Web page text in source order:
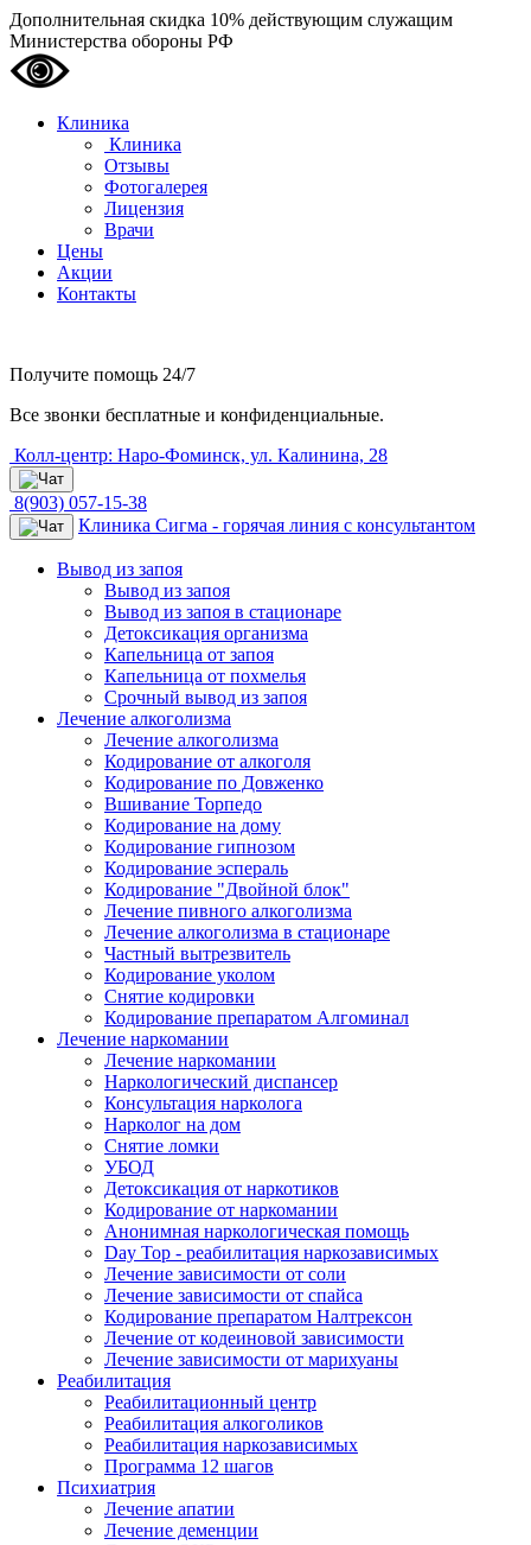
Дополнительная скидка 10% действующим служащим
Министерства обороны РФ
Клиника
Клиника
Отзывы
Фотогалерея
Лицензия
Врачи
Цены
Акции
Контакты
Получите помощь 24/7
Все звонки бесплатные и конфиденциальные.
Колл-центр: Наро-Фоминск, ул. Калинина, 28
8(903) 057-15-38
Клиника Сигма - горячая линия с консультантом
Вывод из запоя
Вывод из запоя
Вывод из запоя в стационаре
Детоксикация организма
Капельница от запоя
Капельница от похмелья
Срочный вывод из запоя
Лечение алкоголизма
Лечение алкоголизма
Кодирование от алкоголя
Кодирование по Довженко
Вшивание Торпедо
Кодирование на дому
Кодирование гипнозом
Кодирование эспераль
Кодирование "Двойной блок"
Лечение пивного алкоголизма
Лечение алкоголизма в стационаре
Частный вытрезвитель
Кодирование уколом
Снятие кодировки
Кодирование препаратом Алгоминал
Лечение наркомании
Лечение наркомании
Наркологический диспансер
Консультация нарколога
Нарколог на дом
Снятие ломки
УБОД
Детоксикация от наркотиков
Кодирование от наркомании
Анонимная наркологическая помощь
Day Top - реабилитация наркозависимых
Лечение зависимости от соли
Лечение зависимости от спайса
Кодирование препаратом Налтрексон
Лечение от кодеиновой зависимости
Лечение зависимости от марихуаны
Реабилитация
Реабилитационный центр
Реабилитация алкоголиков
Реабилитация наркозависимых
Программа 12 шагов
Психиатрия
Лечение апатии
Лечение деменции